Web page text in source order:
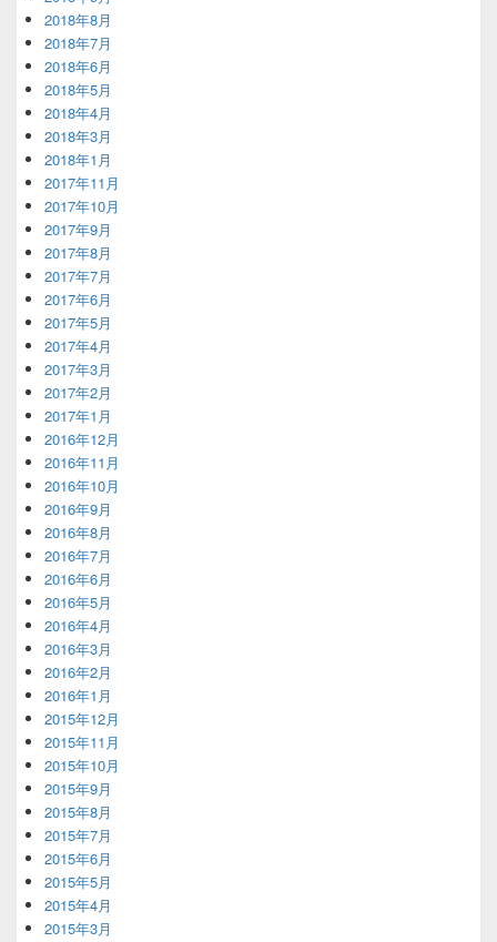
2018年8月
2018年7月
2018年6月
2018年5月
2018年4月
2018年3月
2018年1月
2017年11月
2017年10月
2017年9月
2017年8月
2017年7月
2017年6月
2017年5月
2017年4月
2017年3月
2017年2月
2017年1月
2016年12月
2016年11月
2016年10月
2016年9月
2016年8月
2016年7月
2016年6月
2016年5月
2016年4月
2016年3月
2016年2月
2016年1月
2015年12月
2015年11月
2015年10月
2015年9月
2015年8月
2015年7月
2015年6月
2015年5月
2015年4月
2015年3月